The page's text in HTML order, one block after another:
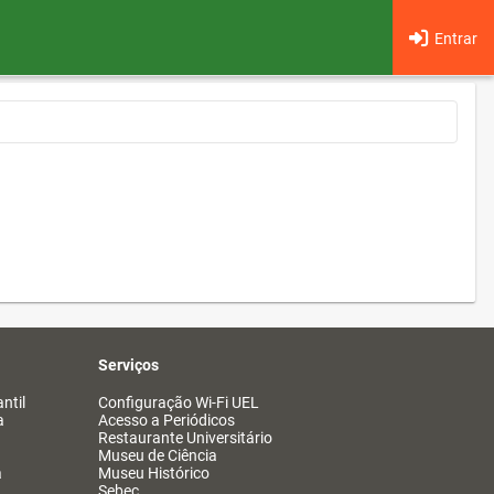
Entrar
Serviços
Configuração Wi-Fi UEL
Acesso a Periódicos
Restaurante Universitário
Museu de Ciência
Museu Histórico